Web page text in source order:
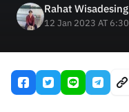
Rahat Wisadesing
12 Jan 2023 AT